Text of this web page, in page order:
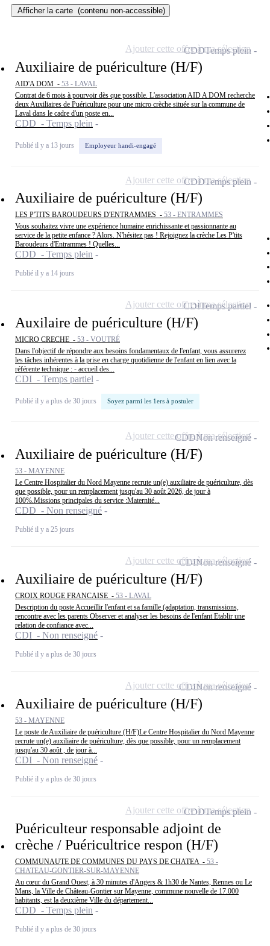
Afficher la carte (contenu non-accessible)
Auxiliaire de puériculture (H/F)
AID'A DOM - 53 - LAVAL
Contrat de 6 mois à pourvoir dès que possible. L'association AID A DOM recherche
deux Auxiliaires de Puériculture pour une micro crèche située sur la commune de
Laval dans le cadre d'un poste en...
CDD - Temps plein
Publié il y a 13 jours Employeur handi-engagé
CDDTemps plein
Ajouter cette offre à ma sélection
Auxiliaire de puériculture (H/F)
LES P'TITS BAROUDEURS D'ENTRAMMES - 53 - ENTRAMMES
Vous souhaitez vivre une expérience humaine enrichissante et passionnante au
service de la petite enfance ? Alors. N'hésitez pas ! Rejoignez la crèche Les P'tits
Baroudeurs d'Entrammes ! Quelles...
CDD - Temps plein
Publié il y a 14 jours
CDDTemps plein
Ajouter cette offre à ma sélection
Auxilaire de puériculture (H/F)
MICRO CRECHE - 53 - VOUTRÉ
Dans l'objectif de répondre aux besoins fondamentaux de l'enfant, vous assurerez
les tâches inhérentes à la prise en charge quotidienne de l'enfant en lien avec la
référente technique : - accueil des...
CDI - Temps partiel
Publié il y a plus de 30 jours Soyez parmi les 1ers à postuler
CDITemps partiel
Ajouter cette offre à ma sélection
Auxiliaire de puériculture (H/F)
53 - MAYENNE
Le Centre Hospitalier du Nord Mayenne recrute un(e) auxiliaire de puériculture, dès
que possible, pour un remplacement jusqu'au 30 août 2026, de jour à
100%.Missions principales du service :Maternité...
CDD - Non renseigné
Publié il y a 25 jours
CDDNon renseigné
Ajouter cette offre à ma sélection
Auxiliaire de puériculture (H/F)
CROIX ROUGE FRANCAISE - 53 - LAVAL
Description du poste Accueillir l'enfant et sa famille (adaptation, transmissions,
rencontre avec les parents Observer et analyser les besoins de l'enfant Etablir une
relation de confiance avec...
CDI - Non renseigné
Publié il y a plus de 30 jours
CDINon renseigné
Ajouter cette offre à ma sélection
Auxiliaire de puériculture (H/F)
53 - MAYENNE
Le poste de Auxiliaire de puériculture (H/F)Le Centre Hospitalier du Nord Mayenne
recrute un(e) auxiliaire de puériculture, dès que possible, pour un remplacement
jusqu'au 30 août , de jour à...
CDI - Non renseigné
Publié il y a plus de 30 jours
CDINon renseigné
Ajouter cette offre à ma sélection
Puériculteur responsable adjoint de
crèche / Puéricultrice respon (H/F)
COMMUNAUTE DE COMMUNES DU PAYS DE CHATEA - 53 -
CHATEAU-GONTIER-SUR-MAYENNE
Au cœur du Grand Ouest, à 30 minutes d'Angers & 1h30 de Nantes, Rennes ou Le
Mans, la Ville de Château-Gontier sur Mayenne, commune nouvelle de 17.000
habitants, est la deuxième Ville du département...
CDD - Temps plein
Publié il y a plus de 30 jours
CDDTemps plein
Ajouter cette offre à ma sélection